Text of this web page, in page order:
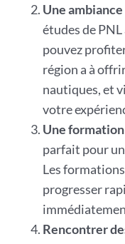
Une
études de PNL
pouvez
région a à
nautiques, et
votre
Une
parfait pour
Les
progresser
Rencontrer